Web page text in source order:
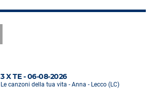
3 X TE - 06-08-2026
Le canzoni della tua vita - Anna - Lecco (LC)